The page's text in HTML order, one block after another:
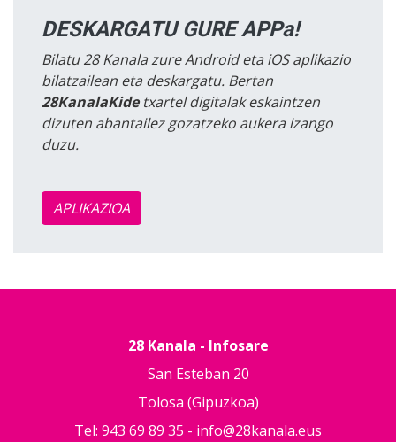
DESKARGATU GURE APPa!
Bilatu 28 Kanala zure Android eta iOS aplikazio
bilatzailean eta deskargatu. Bertan
28KanalaKidetxartel digitalak eskaintzen
dizuten abantailez gozatzeko aukera izango
duzu.
APLIKAZIOA
28 Kanala - Infosare
San Esteban 20
Tolosa (Gipuzkoa)
Tel: 943 69 89 35 - info@28kanala.eus